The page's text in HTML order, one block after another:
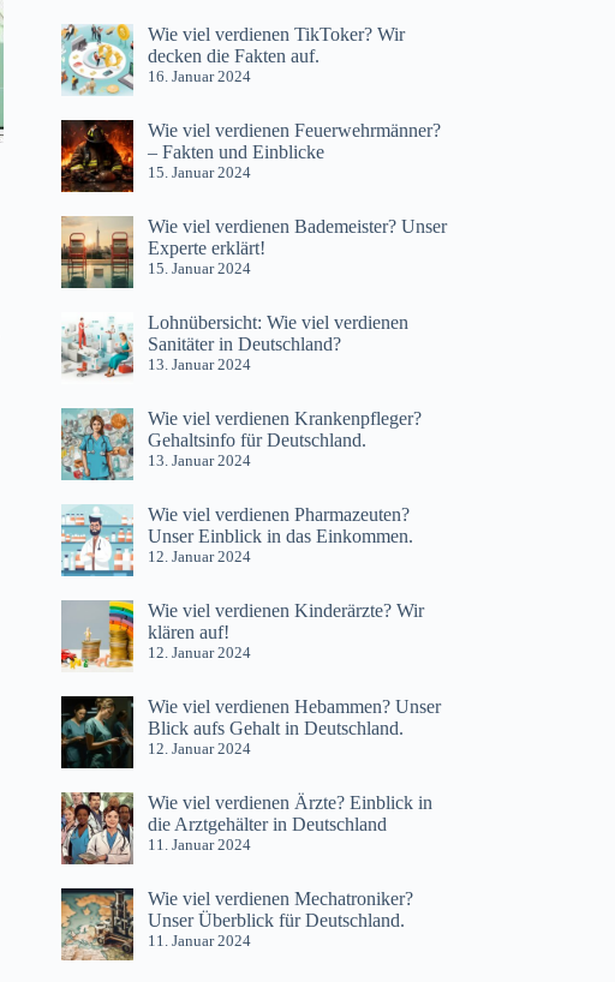
Wie viel verdienen TikToker? Wir
decken die Fakten auf.
16. Januar 2024
Wie viel verdienen Feuerwehrmänner?
– Fakten und Einblicke
15. Januar 2024
Wie viel verdienen Bademeister? Unser
Experte erklärt!
15. Januar 2024
Lohnübersicht: Wie viel verdienen
Sanitäter in Deutschland?
13. Januar 2024
Wie viel verdienen Krankenpfleger?
Gehaltsinfo für Deutschland.
13. Januar 2024
Wie viel verdienen Pharmazeuten?
Unser Einblick in das Einkommen.
12. Januar 2024
Wie viel verdienen Kinderärzte? Wir
klären auf!
12. Januar 2024
Wie viel verdienen Hebammen? Unser
Blick aufs Gehalt in Deutschland.
12. Januar 2024
Wie viel verdienen Ärzte? Einblick in
die Arztgehälter in Deutschland
11. Januar 2024
Wie viel verdienen Mechatroniker?
Unser Überblick für Deutschland.
11. Januar 2024